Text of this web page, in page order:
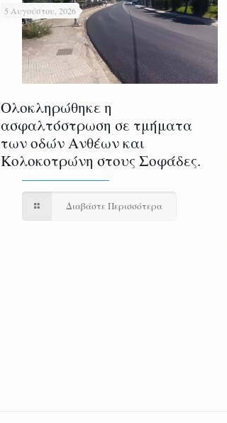
5 Αυγούστου, 2026
Ολοκληρώθηκε η
ασφαλτόστρωση σε τμήματα
των οδών Ανθέων και
Κολοκοτρώνη στους Σοφάδες.
Διαβάστε Περισσότερα